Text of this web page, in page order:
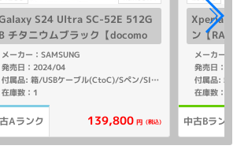
S24 Ultra SC-52E 512G
B チタニウムブラック【docomo
版 SIMフリー】
メーカー：SAMSUNG
発売日：2024/04
付属品: 箱/USBケーブル(CtoC)/Sペン/SIM取り出し用ピン/マニュアル
在庫数：1
Aランク 139,800 円 (税込)
Xperia1
ン【
mo版SIM
メーカー：
発売日：
付属品: 箱/マ
在庫数：1
中古Bランク